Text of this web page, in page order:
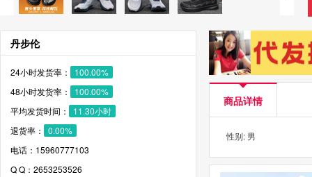
丹步伦
24小时发货率：
100.00%
48小时发货率：
100.00%
平均发货时间：
11.30小时
退货率：
0.00%
电话：15960777103
Q Q：2653253526
商品详情
性别: 男